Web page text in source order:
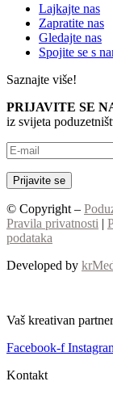
Lajkajte nas
Zapratite nas
Gledajte nas
Spojite se s
Saznajte više!
PRIJAVITE SE
iz svijeta
© Copyright –
Pravila privatnosti |
podataka
Developed by
Vaš kreativan
Facebook-f
Kontakt